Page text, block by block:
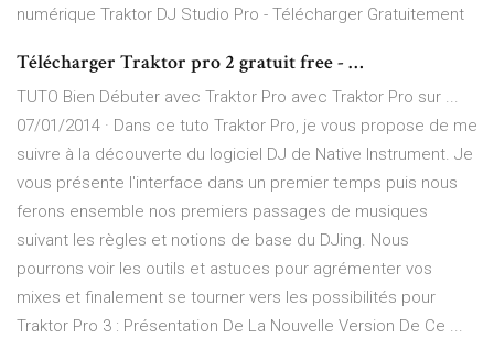
numérique Traktor DJ Studio Pro - Télécharger Gratuitement
Télécharger Traktor pro 2 gratuit free - …
TUTO Bien Débuter avec Traktor Pro avec Traktor Pro sur ...
07/01/2014 · Dans ce tuto Traktor Pro, je vous propose de me
suivre à la découverte du logiciel DJ de Native Instrument. Je
vous présente l'interface dans un premier temps puis nous
ferons ensemble nos premiers passages de musiques
suivant les règles et notions de base du DJing. Nous
pourrons voir les outils et astuces pour agrémenter vos
mixes et finalement se tourner vers les possibilités pour
Traktor Pro 3 : Présentation De La Nouvelle Version De Ce ...